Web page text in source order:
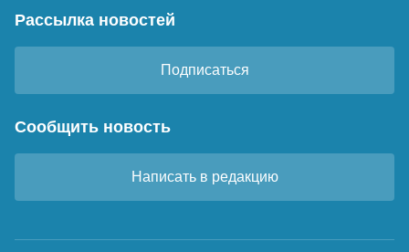
Рассылка новостей
Подписаться
Сообщить новость
Написать в редакцию